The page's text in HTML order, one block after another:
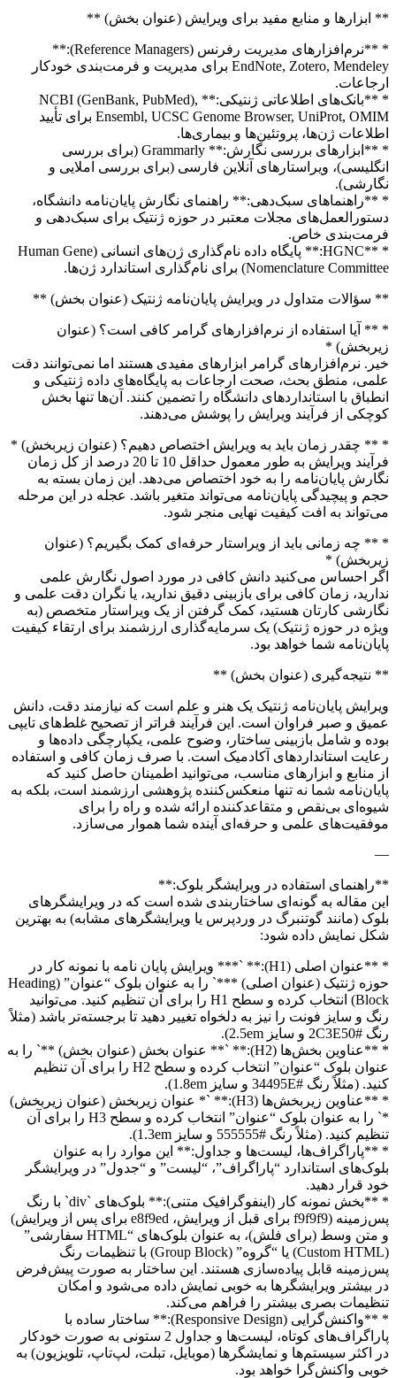
** ابزارها و منابع مفید برای ویرایش (عنوان بخش) **
* **نرم‌افزارهای مدیریت رفرنس (Reference Managers):**
EndNote, Zotero, Mendeley برای مدیریت و فرمت‌بندی خودکار
ارجاعات.
* **بانک‌های اطلاعاتی ژنتیکی:** NCBI (GenBank, PubMed),
Ensembl, UCSC Genome Browser, UniProt, OMIM برای تأیید
اطلاعات ژن‌ها، پروتئین‌ها و بیماری‌ها.
* **ابزارهای بررسی نگارش:** Grammarly (برای بررسی
انگلیسی)، ویراستارهای آنلاین فارسی (برای بررسی املایی و
نگارشی).
* **راهنماهای سبک‌دهی:** راهنمای نگارش پایان‌نامه دانشگاه،
دستورالعمل‌های مجلات معتبر در حوزه ژنتیک برای سبک‌دهی و
فرمت‌بندی خاص.
* **HGNC:** پایگاه داده نام‌گذاری ژن‌های انسانی (Human Gene
Nomenclature Committee) برای نام‌گذاری استاندارد ژن‌ها.
** سؤالات متداول در ویرایش پایان‌نامه ژنتیک (عنوان بخش) **
* ** آیا استفاده از نرم‌افزارهای گرامر کافی است؟ (عنوان
زیربخش) *
خیر. نرم‌افزارهای گرامر ابزارهای مفیدی هستند اما نمی‌توانند دقت
علمی، منطق بحث، صحت ارجاعات به پایگاه‌های داده ژنتیکی و
انطباق با استانداردهای دانشگاه را تضمین کنند. آن‌ها تنها بخش
کوچکی از فرآیند ویرایش را پوشش می‌دهند.
* ** چقدر زمان باید به ویرایش اختصاص دهیم؟ (عنوان زیربخش) *
فرآیند ویرایش به طور معمول حداقل 10 تا 20 درصد از کل زمان
نگارش پایان‌نامه را به خود اختصاص می‌دهد. این زمان بسته به
حجم و پیچیدگی پایان‌نامه می‌تواند متغیر باشد. عجله در این مرحله
می‌تواند به افت کیفیت نهایی منجر شود.
* ** چه زمانی باید از ویراستار حرفه‌ای کمک بگیریم؟ (عنوان
زیربخش) *
اگر احساس می‌کنید دانش کافی در مورد اصول نگارش علمی
ندارید، زمان کافی برای بازبینی دقیق ندارید، یا نگران دقت علمی و
نگارشی کارتان هستید، کمک گرفتن از یک ویراستار متخصص (به
ویژه در حوزه ژنتیک) یک سرمایه‌گذاری ارزشمند برای ارتقاء کیفیت
پایان‌نامه شما خواهد بود.
** نتیجه‌گیری (عنوان بخش) **
ویرایش پایان‌نامه ژنتیک یک هنر و علم است که نیازمند دقت، دانش
عمیق و صبر فراوان است. این فرآیند فراتر از تصحیح غلط‌های تایپی
بوده و شامل بازبینی ساختار، وضوح علمی، یکپارچگی داده‌ها و
رعایت استانداردهای آکادمیک است. با صرف زمان کافی و استفاده
از منابع و ابزارهای مناسب، می‌توانید اطمینان حاصل کنید که
پایان‌نامه شما نه تنها منعکس‌کننده پژوهشی ارزشمند است، بلکه به
شیوه‌ای بی‌نقص و متقاعدکننده ارائه شده و راه را برای
موفقیت‌های علمی و حرفه‌ای آینده شما هموار می‌سازد.
—
**راهنمای استفاده در ویرایشگر بلوک:**
این مقاله به گونه‌ای ساختاربندی شده است که در ویرایشگرهای
بلوک (مانند گوتنبرگ در وردپرس یا ویرایشگرهای مشابه) به بهترین
شکل نمایش داده شود:
* **عنوان اصلی (H1):** `*** ویرایش پایان نامه با نمونه کار در
حوزه ژنتیک (عنوان اصلی) ***` را به عنوان بلوک “عنوان” (Heading
Block) انتخاب کرده و سطح H1 را برای آن تنظیم کنید. می‌توانید
رنگ و سایز فونت را نیز به دلخواه تغییر دهید تا برجسته‌تر باشد (مثلاً
رنگ #2C3E50 و سایز 2.5em).
* **عناوین بخش‌ها (H2):** `** عنوان بخش (عنوان بخش) **` را به
عنوان بلوک “عنوان” انتخاب کرده و سطح H2 را برای آن تنظیم
کنید. (مثلاً رنگ #34495E و سایز 1.8em).
* **عناوین زیربخش‌ها (H3):** `* عنوان زیربخش (عنوان زیربخش)
*` را به عنوان بلوک “عنوان” انتخاب کرده و سطح H3 را برای آن
تنظیم کنید. (مثلاً رنگ #555555 و سایز 1.3em).
* **پاراگراف‌ها، لیست‌ها و جداول:** این موارد را به عنوان
بلوک‌های استاندارد “پاراگراف”، “لیست” و “جدول” در ویرایشگر
خود قرار دهید.
* **بخش نمونه کار (اینفوگرافیک متنی):** بلوک‌های `div` با رنگ
پس‌زمینه (f9f9f9 برای قبل از ویرایش، e8f9ed برای پس از ویرایش)
و متن وسط (برای فلش)، به عنوان بلوک‌های “HTML سفارشی”
(Custom HTML) یا “گروه” (Group Block) با تنظیمات رنگ
پس‌زمینه قابل پیاده‌سازی هستند. این ساختار به صورت پیش‌فرض
در بیشتر ویرایشگرها به خوبی نمایش داده می‌شود و امکان
تنظیمات بصری بیشتر را فراهم می‌کند.
* **واکنش‌گرایی (Responsive Design):** ساختار ساده با
پاراگراف‌های کوتاه، لیست‌ها و جداول 2 ستونی به صورت خودکار
در اکثر سیستم‌ها و نمایشگرها (موبایل، تبلت، لپ‌تاپ، تلویزیون) به
خوبی واکنش‌گرا خواهد بود.